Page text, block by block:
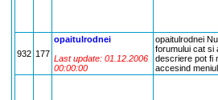
932 177
opaitulrodnei
Last update: 01.12.2006
00:00:00
opaitulrodnei
forumului cat si
descriere pot fi
accesind